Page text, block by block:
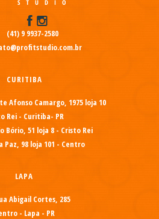
(41) 9 9937-2580
CURITIBA
Afonso Camargo, 1975 loja 10
Rei - Curitiba- PR
Bório, 51 loja 8 - Cristo Rei
Paz, 98 loja 101 - Centro
LAPA
Abigail Cortes, 285
- Lapa - PR